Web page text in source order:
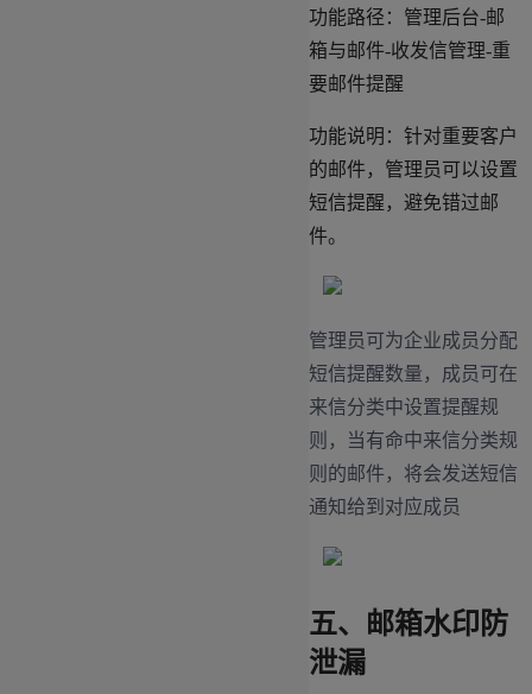
功能路径：管理后台-邮
箱与邮件-收发信管理-重
要邮件提醒
功能说明：针对重要客户
的邮件，管理员可以设置
短信提醒，避免错过邮
件。
管理员可为企业成员分配
短信提醒数量，成员可在
来信分类中设置提醒规
则，当有命中来信分类规
则的邮件，将会发送短信
通知给到对应成员
五、邮箱水印防
泄漏